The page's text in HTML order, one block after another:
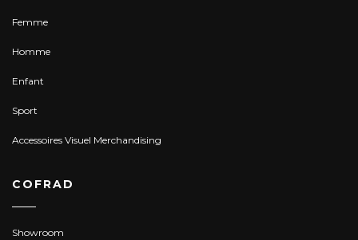
Femme
Homme
Enfant
Sport
Accessoires Visuel Merchandising
COFRAD
Showroom